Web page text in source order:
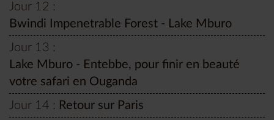
Jour 12 :
Bwindi Impenetrable Forest - Lake Mburo
Jour 13 :
Lake Mburo - Entebbe, pour finir en beauté
votre safari en Ouganda
Jour 14 : Retour sur Paris